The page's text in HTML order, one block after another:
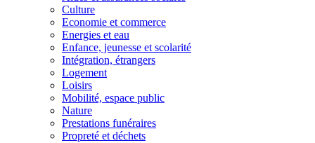
Culture
Economie et commerce
Energies et eau
Enfance, jeunesse et scolarité
Intégration, étrangers
Logement
Loisirs
Mobilité, espace public
Nature
Prestations funéraires
Propreté et déchets